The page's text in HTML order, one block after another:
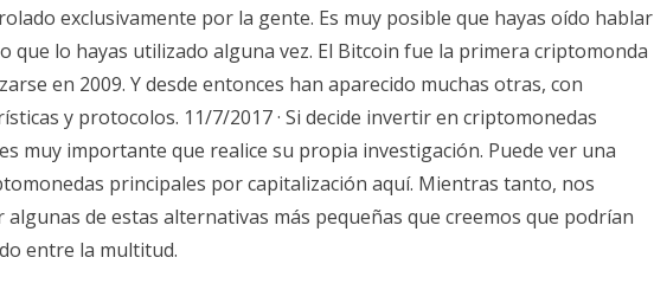
exclusivamente por la gente. Es muy posible que hayas oído hablar
que lo hayas utilizado alguna vez. El Bitcoin fue la primera criptomonda
en 2009. Y desde entonces han aparecido muchas otras, con
y protocolos. 11/7/2017 · Si decide invertir en criptomonedas
muy importante que realice su propia investigación. Puede ver una
principales por capitalización aquí. Mientras tanto, nos
de estas alternativas más pequeñas que creemos que podrían
entre la multitud.